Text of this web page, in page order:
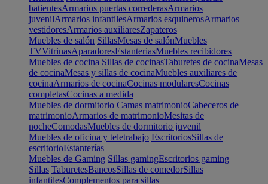
batientesArmarios puertas correderasArmarios
juvenilArmarios infantilesArmarios esquinerosArmarios
vestidoresArmarios auxiliaresZapateros
Muebles de salón SillasMesas de salónMuebles
TVVitrinasAparadoresEstanteriasMuebles recibidores
Muebles de cocina Sillas de cocinasTaburetes de cocinaMesas
de cocinaMesas y sillas de cocinaMuebles auxiliares de
cocinaArmarios de cocinaCocinas modularesCocinas
completasCocinas a medida
Muebles de dormitorio Camas matrimonioCabeceros de
matrimonioArmarios de matrimonioMesitas de
nocheComodasMuebles de dormitorio juvenil
Muebles de oficina y teletrabajo EscritoriosSillas de
escritorioEstanterías
Muebles de Gaming Sillas gamingEscritorios gaming
Sillas TaburetesBancosSillas de comedorSillas
infantilesComplementos para sillas